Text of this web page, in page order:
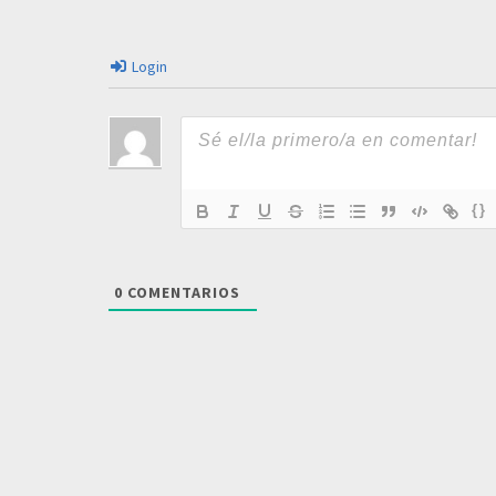
Login
{}
0 COMENTARIOS